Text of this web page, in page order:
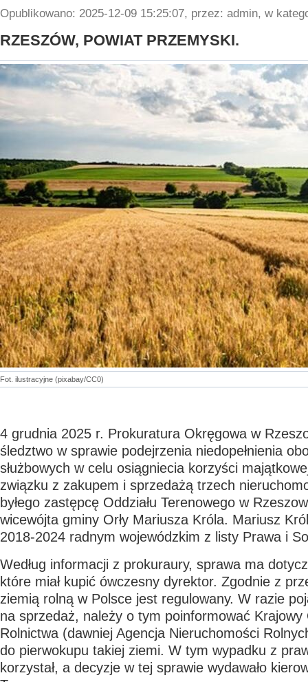
Opublikowano: 2025-12-09 15:25:07, przez: admin, w
RZESZÓW, POWIAT PRZEMYSKI.
Fot. ilustracyjne (pixabay/CC0)
4 grudnia 2025 r. Prokuratura Okręgowa w
śledztwo w sprawie podejrzenia niedopełnienia
służbowych w celu osiągniecia korzyści
związku z zakupem i sprzedażą trzech
byłego zastępcę Oddziału Terenowego w
wicewójta gminy Orły Mariusza Króla. Mariusz
2018-2024 radnym wojewódzkim z listy Prawa i
Według informacji z prokuraury, sprawa ma
które miał kupić ówczesny dyrektor. Zgodnie z
ziemią rolną w Polsce jest regulowany. W razie
na sprzedaż, należy o tym poinformować
Rolnictwa (dawniej Agencja Nieruchomości
do pierwokupu takiej ziemi. W tym wypadku z
korzystał, a decyzje w tej sprawie wydawało